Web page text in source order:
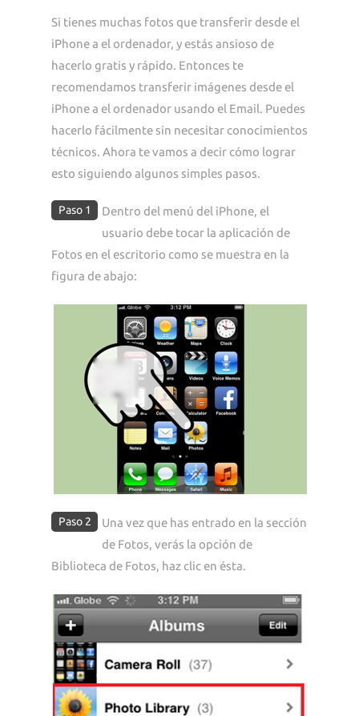
Si tienes muchas fotos que transferir desde el
iPhone a el ordenador, y estás ansioso de
hacerlo gratis y rápido. Entonces te
recomendamos transferir imágenes desde el
iPhone a el ordenador usando el Email. Puedes
hacerlo fácilmente sin necesitar conocimientos
técnicos. Ahora te vamos a decir cómo lograr
esto siguiendo algunos simples pasos.
Paso 1
Dentro del menú del iPhone, el
usuario debe tocar la aplicación de
Fotos en el escritorio como se muestra en la
figura de abajo:
Paso 2
Una vez que has entrado en la sección
de Fotos, verás la opción de
Biblioteca de Fotos, haz clic en ésta.